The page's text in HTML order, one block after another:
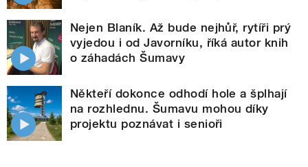
Nejen Blaník. Až bude nejhůř, rytíři prý
vyjedou i od Javorníku, říká autor knih
o záhadách Šumavy
Někteří dokonce odhodí hole a šplhají
na rozhlednu. Šumavu mohou díky
projektu poznávat i senioři